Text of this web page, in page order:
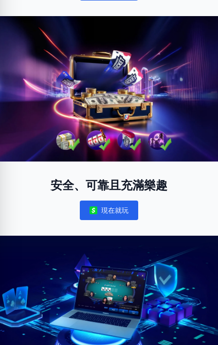
安全、可靠且充滿樂趣
Notifications
現在就玩